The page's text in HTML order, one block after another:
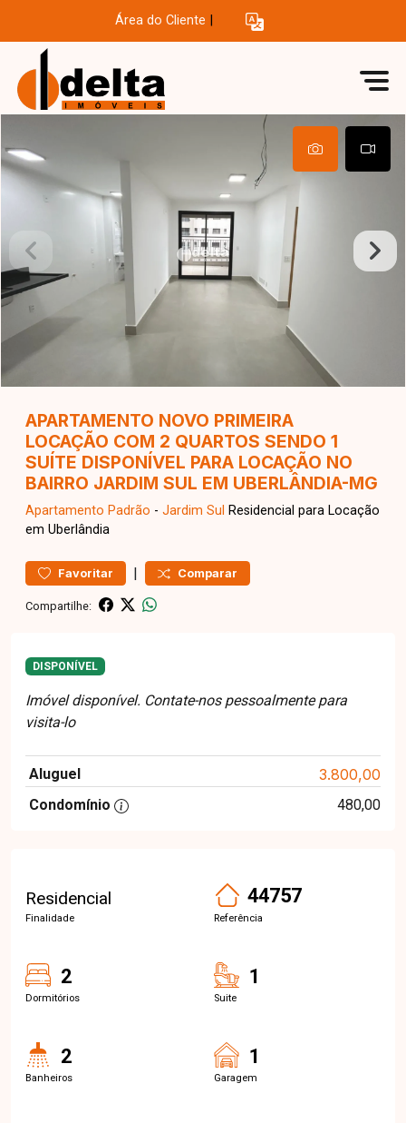
Área do Cliente
APARTAMENTO NOVO PRIMEIRA
LOCAÇÃO COM 2 QUARTOS SENDO 1
SUÍTE DISPONÍVEL PARA LOCAÇÃO NO
BAIRRO JARDIM SUL EM UBERLÂNDIA-MG
Apartamento Padrão - Jardim Sul Residencial para Locação
em Uberlândia
Favoritar | Comparar
Compartilhe:
DISPONÍVEL
Imóvel disponível. Contate-nos pessoalmente para
visita-lo
Aluguel 3.800,00
Condomínio 480,00
Residencial
Finalidade
44757
Referência
2
Dormitórios
1
Suite
2
Banheiros
1
Garagem